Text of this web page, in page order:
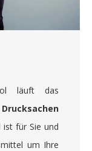
läuft das
ist für Sie und
um Ihre